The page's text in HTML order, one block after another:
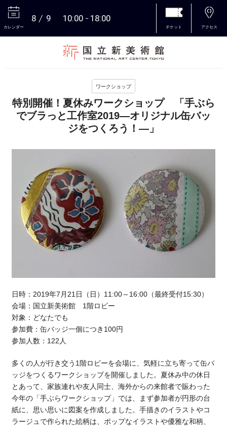
カレンダー
8 9 10:00 18:00
チケット アクセス
ワークショップ
特別開催！夏休みワークショップ 「手ぶら
でブラっと工作室2019―オリジナル缶バッ
ジをつくろう！―」
日時：2019年7月21日（日）11:00～16:00（最終受付15:30）
会場：国立新美術館 1階ロビー
対象：どなたでも
参加費：缶バッジ一個につき100円
参加人数：122人
多くの人が行き交う1階ロビーを会場に、気軽に立ち寄って缶バ
ッジをつくるワークショップを開催しました。夏休み中の休日
とあって、家族連れや友人同士、海外からの来館者で賑わった
今年の「手ぶらワークショップ」では、まず参加者が円形の台
紙に、思い思いに図案を作成しました。手描きのイラストやコ
ラージュで作られた絵柄は、ポップなイラストや優雅な和柄、